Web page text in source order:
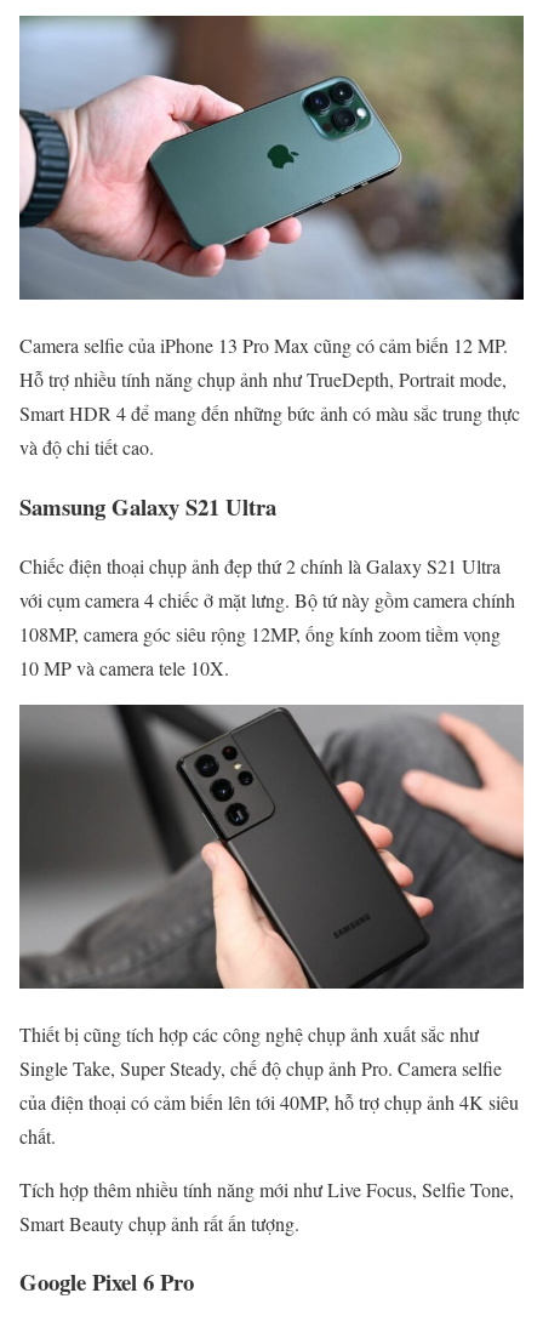
Camera selfie của iPhone 13 Pro Max cũng có cảm biến 12 MP.
Hỗ trợ nhiều tính năng chụp ảnh như TrueDepth, Portrait mode,
Smart HDR 4 để mang đến những bức ảnh có màu sắc trung thực
và độ chi tiết cao.
Samsung Galaxy S21 Ultra
Chiếc điện thoại chụp ảnh đẹp thứ 2 chính là Galaxy S21 Ultra
với cụm camera 4 chiếc ở mặt lưng. Bộ tứ này gồm camera chính
108MP, camera góc siêu rộng 12MP, ống kính zoom tiềm vọng
10 MP và camera tele 10X.
Thiết bị cũng tích hợp các công nghệ chụp ảnh xuất sắc như
Single Take, Super Steady, chế độ chụp ảnh Pro. Camera selfie
của điện thoại có cảm biến lên tới 40MP, hỗ trợ chụp ảnh 4K siêu
chất.
Tích hợp thêm nhiều tính năng mới như Live Focus, Selfie Tone,
Smart Beauty chụp ảnh rất ấn tượng.
Google Pixel 6 Pro